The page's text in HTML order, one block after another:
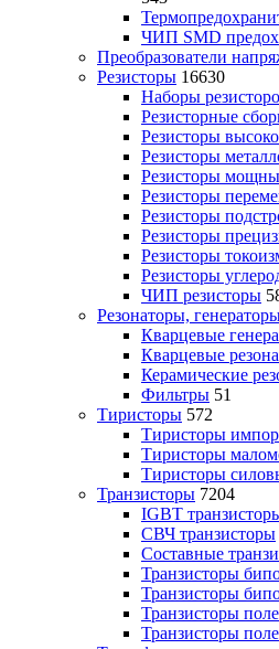
ЧИП SMD
Преобразователи
Резисторы 16630
Наборы
Резисторные
Резисторы
Резисторы
Резисторы
Резисторы
Резисторы
Резисторы
Резисторы
Резисторы
ЧИП резисторы
Резонаторы,
Кварцевые
Кварцевые
Керамические
Фильтры 51
Тиристоры 572
Тиристоры
Тиристоры
Тиристоры
Транзисторы 7204
IGBT
СВЧ транзисторы
Составные
Транзисторы
Транзисторы
Транзисторы
Транзисторы